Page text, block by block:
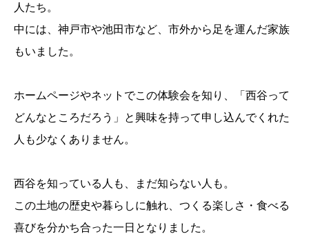
人たち。
中には、神戸市や池田市など、市外から足を運んだ家族
もいました。
ホームページやネットでこの体験会を知り、「西谷って
どんなところだろう」と興味を持って申し込んでくれた
人も少なくありません。
西谷を知っている人も、まだ知らない人も。
この土地の歴史や暮らしに触れ、つくる楽しさ・食べる
喜びを分かち合った一日となりました。